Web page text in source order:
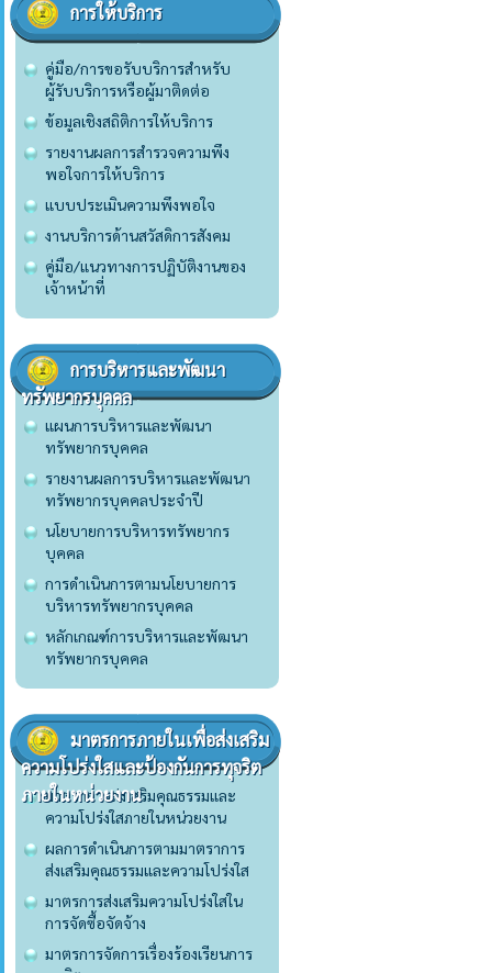
การให้บริการ
คู่มือ/การขอรับบริการสำหรับ
ผู้รับบริการหรือผู้มาติดต่อ
ข้อมูลเชิงสถิติการให้บริการ
รายงานผลการสำรวจความพึง
พอใจการให้บริการ
แบบประเมินความพึงพอใจ
งานบริการด้านสวัสดิการสังคม
คู่มือ/แนวทางการปฏิบัติงานของ
เจ้าหน้าที่
การบริหารและพัฒนา
ทรัพยากรบุคคล
แผนการบริหารและพัฒนา
ทรัพยากรบุคคล
รายงานผลการบริหารและพัฒนา
ทรัพยากรบุคคลประจำปี
นโยบายการบริหารทรัพยากร
บุคคล
การดำเนินการตามนโยบายการ
บริหารทรัพยากรบุคคล
หลักเกณฑ์การบริหารและพัฒนา
ทรัพยากรบุคคล
มาตรการภายในเพื่อส่งเสริม
ความโปร่งใสและป้องกันการทุจริต
ภายในหน่วยงาน
มาตราการส่งเสริมคุณธรรมและ
ความโปร่งใสภายในหน่วยงาน
ผลการดำเนินการตามมาตราการ
ส่งเสริมคุณธรรมและความโปร่งใส
มาตรการส่งเสริมความโปร่งใสใน
การจัดซื้อจัดจ้าง
มาตรการจัดการเรื่องร้องเรียนการ